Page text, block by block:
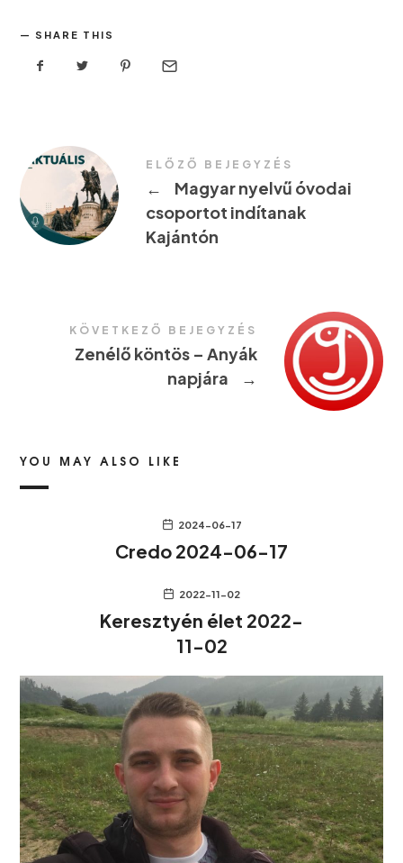
SHARE THIS
ELŐZŐ BEJEGYZÉS
←
Magyar nyelvű óvodai
csoportot indítanak
Kajántón
KÖVETKEZŐ BEJEGYZÉS
Zenélő köntös – Anyák
napjára
→
YOU MAY ALSO LIKE
2024-06-17
Credo 2024-06-17
2022-11-02
Keresztyén élet 2022-
11-02